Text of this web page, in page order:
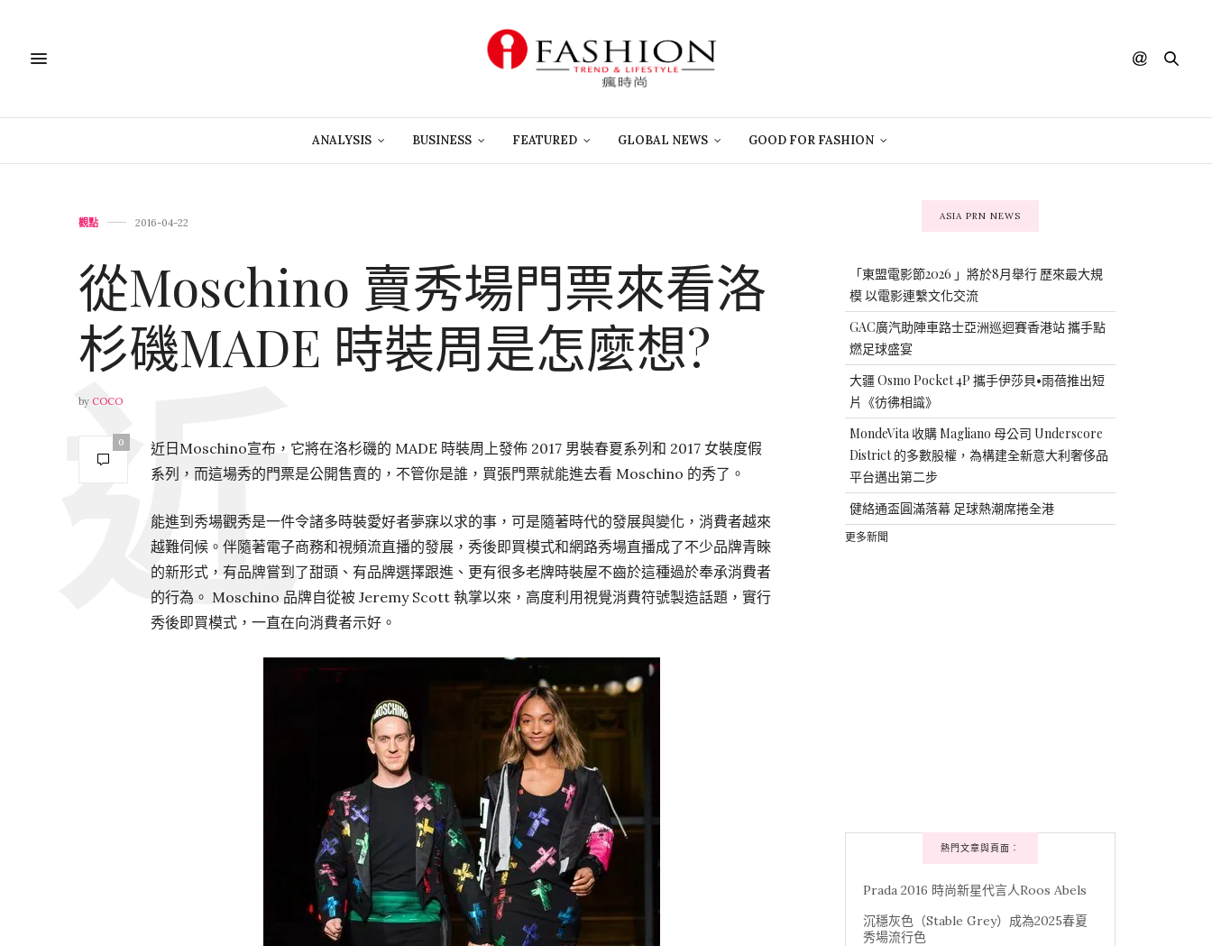
ANALYSIS BUSINESS FEATURED GLOBAL NEWS GOOD FOR FASHION
觀點 2016-04-22
從Moschino 賣秀場門票來看洛
杉磯MADE 時裝周是怎麼想?
by COCO
0
近日Moschino宣布，它將在洛杉磯的 MADE 時裝周上發佈 2017 男裝春夏系列和 2017 女裝度假
系列，而這場秀的門票是公開售賣的，不管你是誰，買張門票就能進去看 Moschino 的秀了。
能進到秀場觀秀是一件令諸多時裝愛好者夢寐以求的事，可是隨著時代的發展與變化，消費者越來
越難伺候。伴隨著電子商務和視頻流直播的發展，秀後即買模式和網路秀場直播成了不少品牌青睞
的新形式，有品牌嘗到了甜頭、有品牌選擇跟進、更有很多老牌時裝屋不齒於這種過於奉承消費者
的行為。 Moschino 品牌自從被 Jeremy Scott 執掌以來，高度利用視覺消費符號製造話題，實行
秀後即買模式，一直在向消費者示好。
ASIA PRN NEWS
「東盟電影節2026 」將於8月舉行 歷來最大規
模 以電影連繫文化交流
GAC廣汽助陣車路士亞洲巡迴賽香港站 攜手點
燃足球盛宴
大疆 Osmo Pocket 4P 攜手伊莎貝•雨蓓推出短
片《彷彿相識》
MondeVita 收購 Magliano 母公司 Underscore
District 的多數股權，為構建全新意大利奢侈品
平台邁出第二步
健絡通盃圓滿落幕 足球熱潮席捲全港
更多新聞
熱門文章與頁面︰
Prada 2016 時尚新星代言人Roos Abels
沉穩灰色（Stable Grey）成為2025春夏
秀場流行色